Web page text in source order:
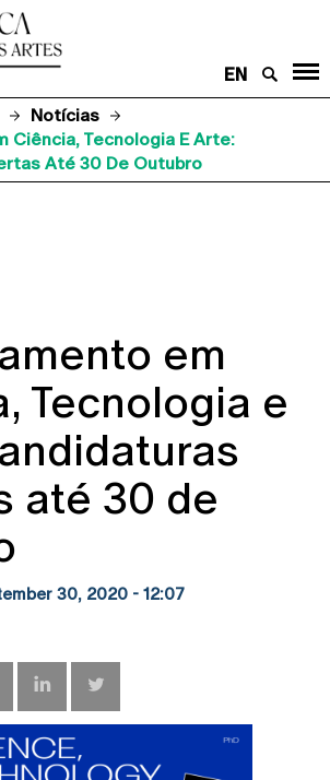
EN
Notícias
Ciência, Tecnologia E Arte:
Até 30 De Outubro
em
Tecnologia e
até 30 de
30, 2020 - 12:07